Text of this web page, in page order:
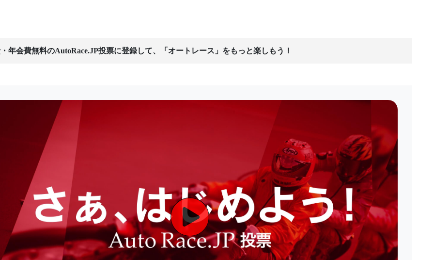
年会費無料のAutoRace.JP投票に登録して、「オートレース」をもっと楽しもう！